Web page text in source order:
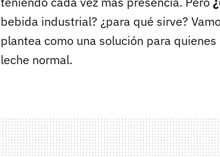
bebida industrial? ¿para qué sirve?
plantea como una solución para quienes
leche normal.